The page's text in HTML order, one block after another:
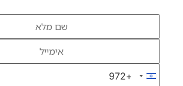
Israel +972
+972